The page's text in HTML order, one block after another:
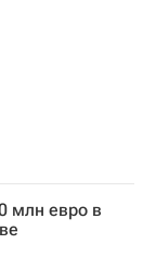
млн евро в